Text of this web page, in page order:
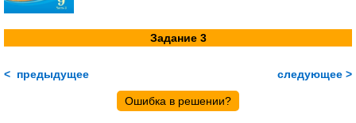
Задание 3
< предыдущее следующее >
Ошибка в решении?